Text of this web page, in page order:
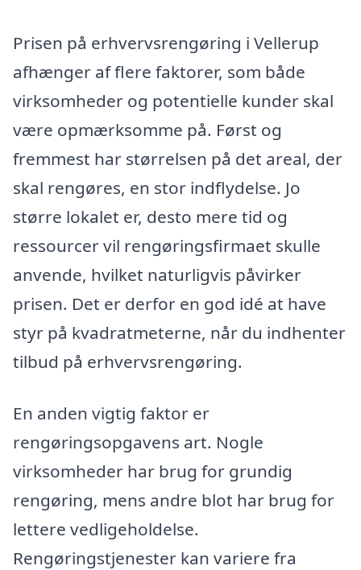
Prisen på erhvervsrengøring i Vellerup
afhænger af flere faktorer, som både
virksomheder og potentielle kunder skal
være opmærksomme på. Først og
fremmest har størrelsen på det areal, der
skal rengøres, en stor indflydelse. Jo
større lokalet er, desto mere tid og
ressourcer vil rengøringsfirmaet skulle
anvende, hvilket naturligvis påvirker
prisen. Det er derfor en god idé at have
styr på kvadratmeterne, når du indhenter
tilbud på erhvervsrengøring.
En anden vigtig faktor er
rengøringsopgavens art. Nogle
virksomheder har brug for grundig
rengøring, mens andre blot har brug for
lettere vedligeholdelse.
Rengøringstjenester kan variere fra